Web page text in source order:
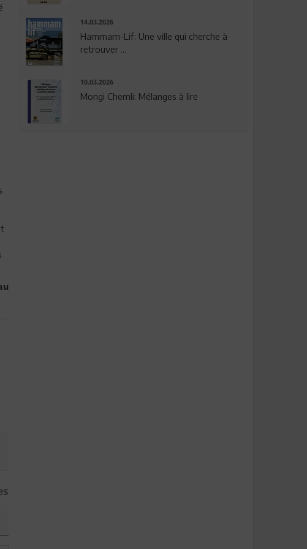
14.03.2026
Hammam-Lif: Une ville qui cherche à
retrouver ...
10.03.2026
Mongi Chemli: Mélanges à lire